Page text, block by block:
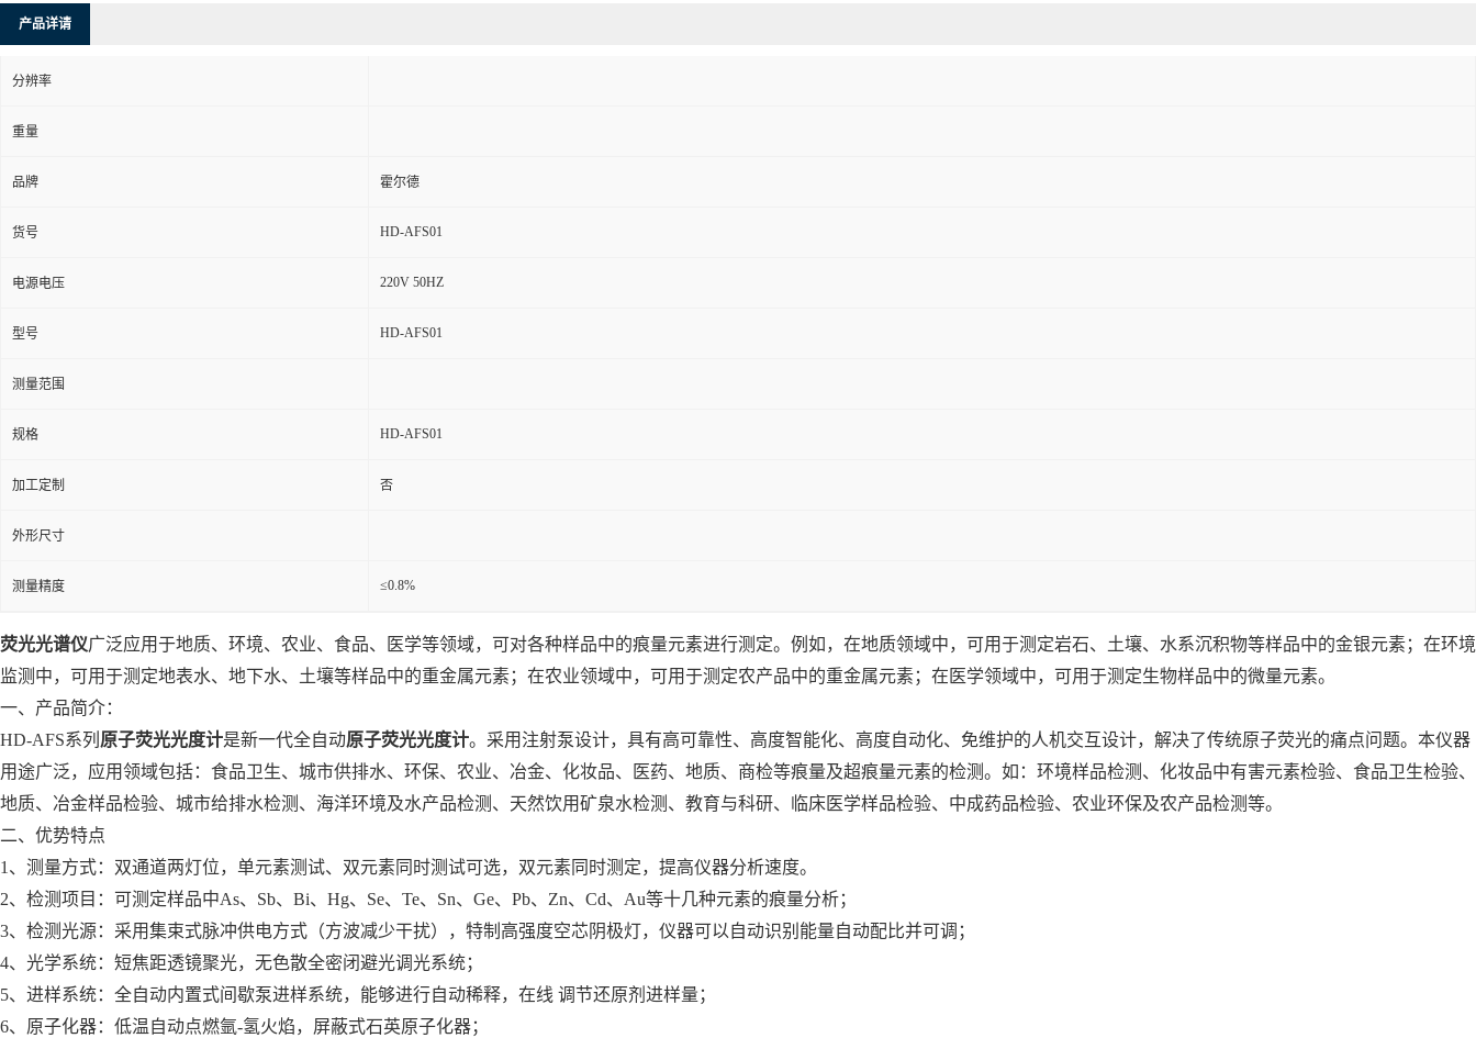
产品详请
分辨率
重量
品牌 霍尔德
货号 HD-AFS01
电源电压 220V 50HZ
型号 HD-AFS01
测量范围
规格 HD-AFS01
加工定制 否
外形尺寸
测量精度 ≤0.8%
荧光光谱仪广泛应用于地质、环境、农业、食品、医学等领域，可对各种样品中的痕量元素进行测定。例如，在地质领域中，可用于测定岩石、土壤、水系沉积物等样品中的金银元素；在环境
监测中，可用于测定地表水、地下水、土壤等样品中的重金属元素；在农业领域中，可用于测定农产品中的重金属元素；在医学领域中，可用于测定生物样品中的微量元素。
一、产品简介：
HD-AFS系列 原子荧光光度计是新一代全自动原子荧光光度计。采用注射泵设计，具有高可靠性、高度智能化、高度自动化、免维护的人机交互设计，解决了传统原子荧光的痛点问题。本仪器
用途广泛，应用领域包括：食品卫生、城市供排水、环保、农业、冶金、化妆品、医药、地质、商检等痕量及超痕量元素的检测。如：环境样品检测、化妆品中有害元素检验、食品卫生检验、
地质、冶金样品检验、城市给排水检测、海洋环境及水产品检测、天然饮用矿泉水检测、教育与科研、临床医学样品检验、中成药品检验、农业环保及农产品检测等。
二、优势特点
1、测量方式：双通道两灯位，单元素测试、双元素同时测试可选，双元素同时测定，提高仪器分析速度。
2、检测项目：可测定样品中As、Sb、Bi、Hg、Se、Te、Sn、Ge、Pb、Zn、Cd、Au等十几种元素的痕量分析；
3、检测光源：采用集束式脉冲供电方式（方波减少干扰），特制高强度空芯阴极灯，仪器可以自动识别能量自动配比并可调；
4、光学系统：短焦距透镜聚光，无色散全密闭避光调光系统；
5、进样系统：全自动内置式间歇泵进样系统，能够进行自动稀释，在线 调节还原剂进样量；
6、原子化器：低温自动点燃氩-氢火焰，屏蔽式石英原子化器；